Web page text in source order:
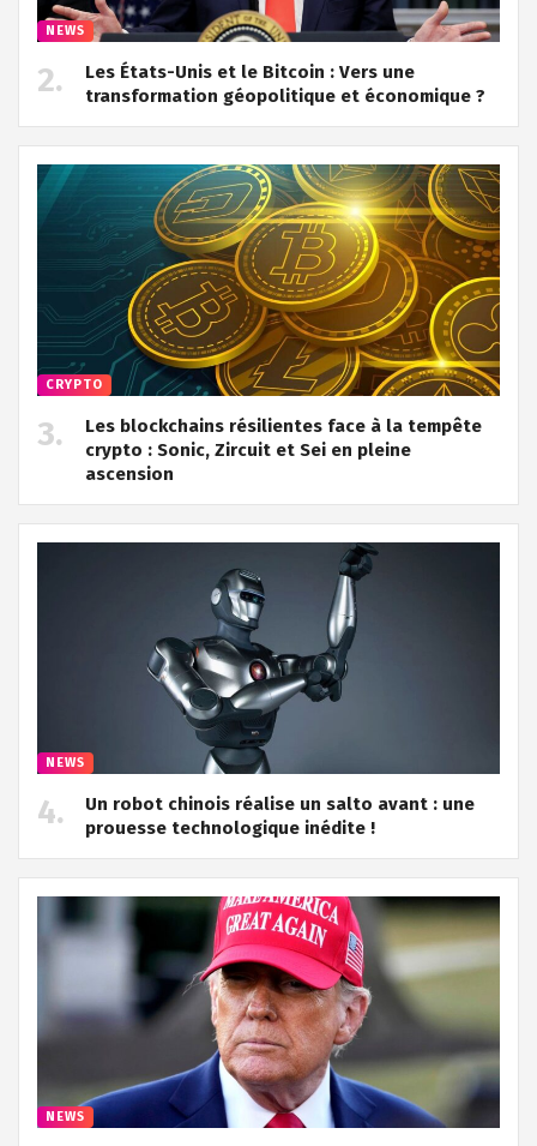
NEWS
Les États-Unis et le Bitcoin : Vers une
transformation géopolitique et économique ?
CRYPTO
Les blockchains résilientes face à la tempête
crypto : Sonic, Zircuit et Sei en pleine
ascension
NEWS
Un robot chinois réalise un salto avant : une
prouesse technologique inédite !
NEWS